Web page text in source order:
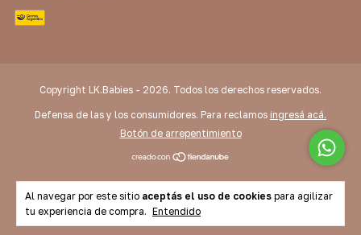
Al navegar por este sitio aceptás el uso de cookies para agilizar
tu experiencia de compra. Entendido
Copyright LK.Babies - 2026. Todos los derechos reservados.
Defensa de las y los consumidores. Para reclamos ingresá acá.
Botón de arrepentimiento